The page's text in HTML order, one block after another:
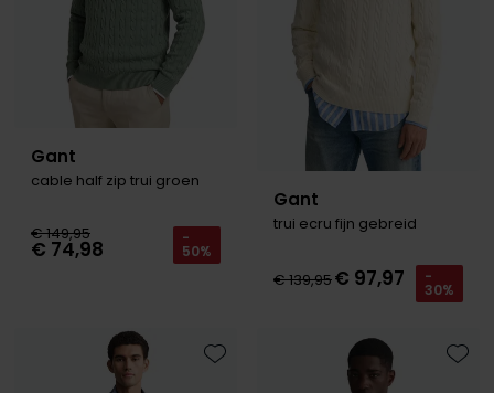
Gant
cable half zip trui groen
€ 149,95
€ 74,98 -
50%
Gant
trui ecru fijn gebreid
€ 139,95€ 97,97 -
30%
Toevoegen aan favorieten